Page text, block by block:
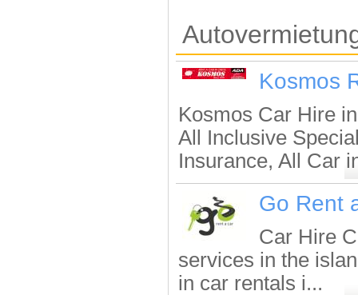
Kosmos
Kosmos Car Hire
All Inclusive
Insurance, All Car
Go Rent
Car Hire
services in the
in car rentals i...